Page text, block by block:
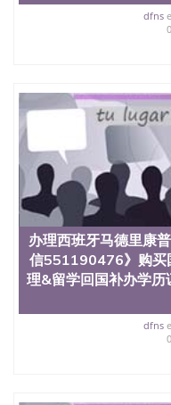
dfns
办理西班牙马德里康
信551190476》购买
理&留学回国补办学
dfns